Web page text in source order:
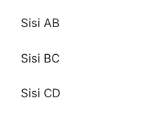
Sisi AB
Sisi BC
Sisi CD